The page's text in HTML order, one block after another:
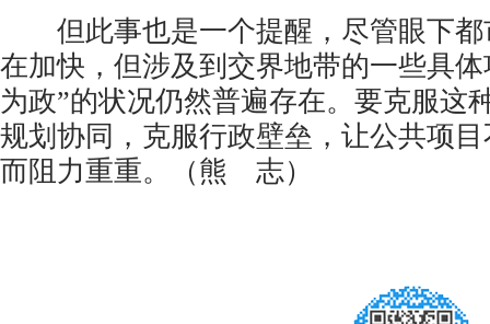
但此事也是一个提醒，尽管眼下都
在加快，但涉及到交界地带的一些具
为政”的状况仍然普遍存在。要克服这
规划协同，克服行政壁垒，让公共项
而阻力重重。（熊 志）